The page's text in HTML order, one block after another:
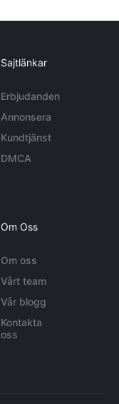
Sajtlänkar
Erbjudanden
Annonsera
Kundtjänst
DMCA
Om Oss
Om oss
Vårt team
Vår blogg
Kontakta
oss